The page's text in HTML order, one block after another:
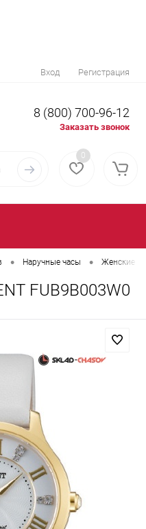
Вход Регистрация
8 (800) 700-96-12
Заказать звонок
0
• Наручные часы • Женские
FUB9B003W0